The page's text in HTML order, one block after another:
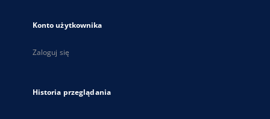
Konto użytkownika
Zaloguj się
Historia przeglądania